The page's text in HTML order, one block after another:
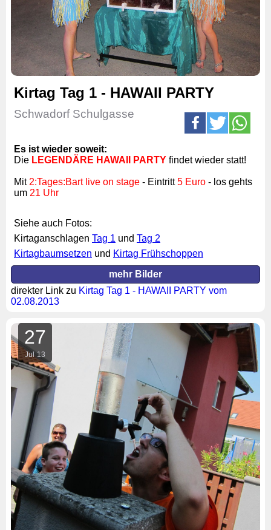
Kirtag Tag 1 - HAWAII PARTY
Schwadorf Schulgasse
Es ist wieder soweit:
Die LEGENDÄRE HAWAII PARTY findet wieder statt!
Mit 2:Tages:Bart live on stage - Eintritt5 Euro - los gehts
um 21 Uhr
Siehe auch Fotos:
Kirtaganschlagen Tag 1 und Tag 2
Kirtagbaumsetzen und Kirtag Frühschoppen
mehr Bilder
direkter Link zu Kirtag Tag 1 - HAWAII PARTY vom
02.08.2013
27
Jul 13